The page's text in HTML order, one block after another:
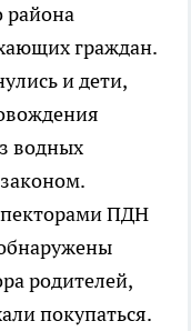
района
граждан.
и дети,
водных
ПДН
родителей,
покупаться.